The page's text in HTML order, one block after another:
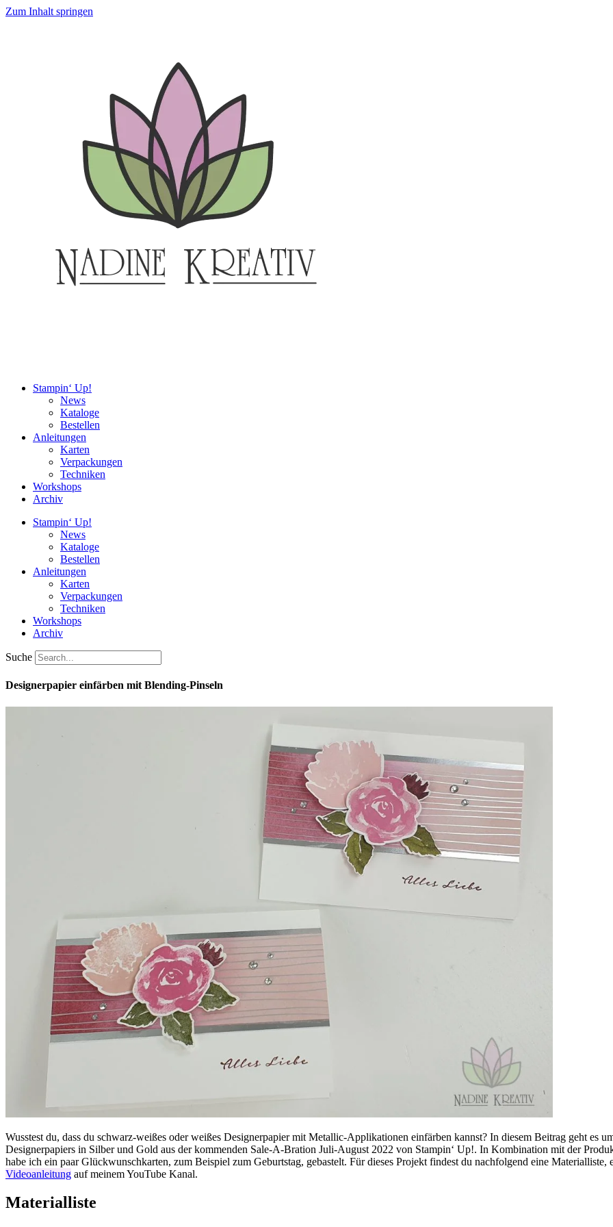
Zum Inhalt springen
Stampin‘ Up!
News
Kataloge
Bestellen
Anleitungen
Karten
Verpackungen
Techniken
Workshops
Archiv
Stampin‘ Up!
News
Kataloge
Bestellen
Anleitungen
Karten
Verpackungen
Techniken
Workshops
Archiv
Suche
Designerpapier einfärben mit Blending-Pinseln
Wusstest du, dass du schwarz-weißes oder weißes Designerpapier mit Metallic-Applikationen einfärben kannst? In diesem Beitrag geht es
Designerpapiers in Silber und Gold aus der kommenden Sale-A-Bration Juli-August 2022 von Stampin‘ Up!. In Kombination mit der
habe ich ein paar Glückwunschkarten, zum Beispiel zum Geburtstag, gebastelt. Für dieses Projekt findest du nachfolgend eine
Videoanleitung auf meinem YouTube Kanal.
Materialliste